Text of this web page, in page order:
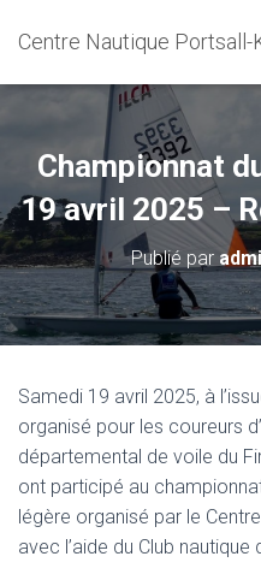
Centre Nautique Portsall-
Championnat
19 avril 2025 –
Publié par
Samedi 19 avril 2025, à
organisé pour les coureurs
départemental de voile du
ont participé au
légère organisé par le
avec l’aide du Club nautique